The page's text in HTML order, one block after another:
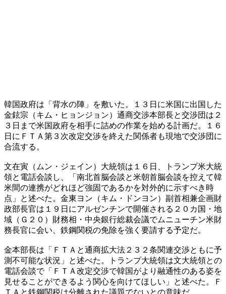
韓国政府は「背水の陣」を敷いた。１３日に米国に出国した
金鉉宗（キム・ヒョンジョン）通商交渉本部長と交渉団は２
３日まで米国政府を相手に詰めの作業を始める計画だ。１６
日にＦＴＡ第３次改定交渉を終えた関係者も現地で交渉団に
合流する。
文在寅（ムン・ジェイン）大統領は１６日、トランプ米大統
領と電話会談し、「南北首脳会談と米朝首脳会談を控えて韓
米間の連携がどれほど強固であるかを対外的に示すべき時
点」と述べた。金東ヨン（キム・ドンヨン）副首相兼企画財
政部長官は１９日にアルゼンチンで開催される２０カ国・地
域（Ｇ２０）財務相・中央銀行総裁会議でムニューチン米財
務長官に会い、鉄鋼関税の免除を強く要請する予定だ。
金本部長は「ＦＴＡと通商拡大法２３２条関連交渉ともに予
測不可能な状況」と述べた。トランプ大統領は文大統領との
電話会談で「ＦＴＡ改定交渉で韓国がより融通性のある姿を
見せることができるよう関心を向けてほしい」と述べた。Ｆ
ＴＡと鉄鋼関税は分離された議題でないとの意味だ。